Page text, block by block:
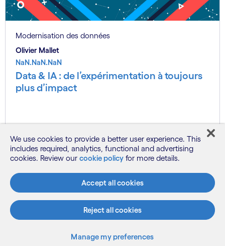
Modernisation des données
Olivier Mallet
NaN.NaN.NaN
Data & IA : de l’expérimentation à toujours
plus d’impact
We use cookies to provide a better user experience. This
includes required, analytics, functional and advertising
cookies. Review our cookie policy for more details.
Accept all cookies
Reject all cookies
Manage my preferences